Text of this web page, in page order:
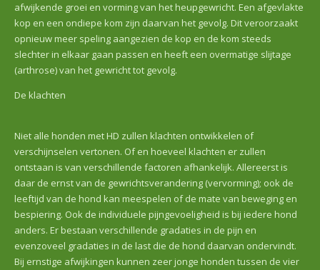
afwijkende groei en vorming van het heupgewricht. Een afgevlakte
kop en een ondiepe kom zijn daarvan het gevolg. Dit veroorzaakt
opnieuw meer speling aangezien de kop en de kom steeds
slechter in elkaar gaan passen en heeft een overmatige slijtage
(arthrose) van het gewricht tot gevolg.
De klachten
Niet alle honden met HD zullen klachten ontwikkelen of
verschijnselen vertonen. Of en hoeveel klachten er zullen
ontstaan is van verschillende factoren afhankelijk. Allereerst is
daar de ernst van de gewrichtsverandering (vervorming); ook de
leeftijd van de hond kan meespelen of de mate van beweging en
bespiering. Ook de individuele pijngevoeligheid is bij iedere hond
anders. Er bestaan verschillende gradaties in de pijn en
evenzoveel gradaties in de last die de hond daarvan ondervindt.
Bij ernstige afwijkingen kunnen zeer jonge honden tussen de vier